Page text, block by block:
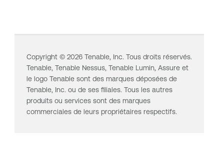
Copyright © 2026Tenable, Inc. Tous droits réservés.
Tenable, Tenable Nessus, Tenable Lumin, Assure et
le logo Tenable sont des marques déposées de
Tenable, Inc. ou de ses filiales. Tous les autres
produits ou services sont des marques
commerciales de leurs propriétaires respectifs.